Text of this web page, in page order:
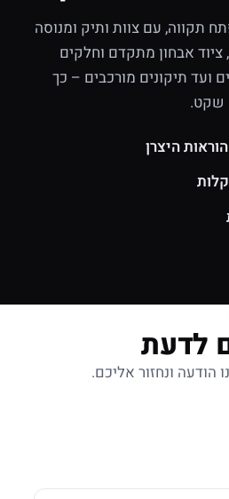
תקווה, עם צוות ותיק ומנוסה
ציוד אבחון מתקדם וחלקים
ועד תיקונים מורכבים – כך
שקט.
היצרן
לדעת
ונחזור אליכם.